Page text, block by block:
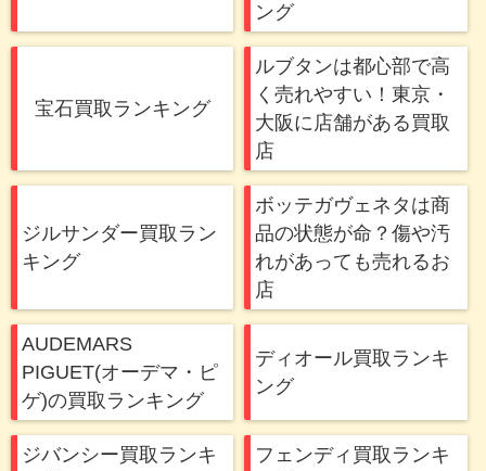
ング
宝石買取ランキング
ルブタンは都心部で高
く売れやすい！東京・
大阪に店舗がある買取
店
ジルサンダー買取ラン
キング
ボッテガヴェネタは商
品の状態が命？傷や汚
れがあっても売れるお
店
AUDEMARS
PIGUET(オーデマ・ピ
ゲ)の買取ランキング
ディオール買取ランキ
ング
ジバンシー買取ランキ
フェンディ買取ランキ